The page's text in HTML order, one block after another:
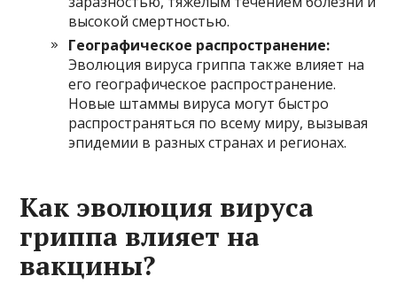
высокой смертностью.
Географическое распространение:
Эволюция вируса гриппа также влияет на
его географическое распространение.
Новые штаммы вируса могут быстро
распространяться по всему миру, вызывая
эпидемии в разных странах и регионах.
Как эволюция вируса
гриппа влияет на
вакцины?